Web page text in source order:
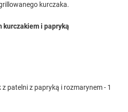
kurczaka.
kurczakiem i papryką
patelni z papryką i rozmarynem - 1